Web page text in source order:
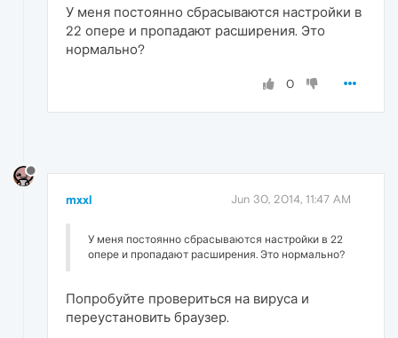
У меня постоянно сбрасываются настройки в
22 опере и пропадают расширения. Это
нормально?
0
mxxl Jun 30, 2014, 11:47 AM
У меня постоянно сбрасываются настройки в 22
опере и пропадают расширения. Это нормально?
Попробуйте провериться на вируса и
переустановить браузер.